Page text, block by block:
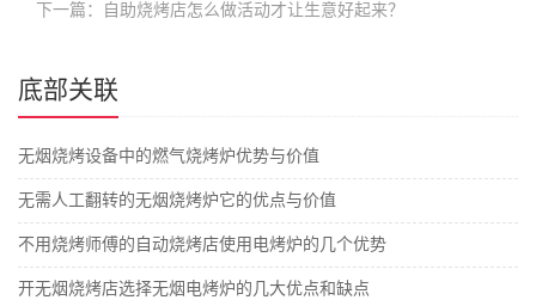
下一篇：自助烧烤店怎么做活动才让生意好起来？
底部关联
无烟烧烤设备中的燃气烧烤炉优势与价值
无需人工翻转的无烟烧烤炉它的优点与价值
不用烧烤师傅的自动烧烤店使用电烤炉的几个优势
开无烟烧烤店选择无烟电烤炉的几大优点和缺点